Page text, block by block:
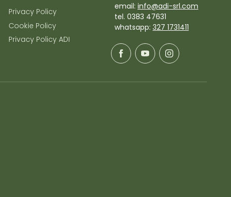
Privacy Policy
Cookie Policy
Privacy Policy ADI
email: info@adi-srl.com
tel. 0383 47631
whatsapp: 327 1731411